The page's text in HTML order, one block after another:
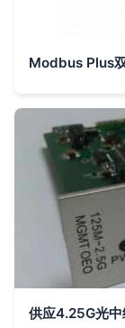
Modbus Plus